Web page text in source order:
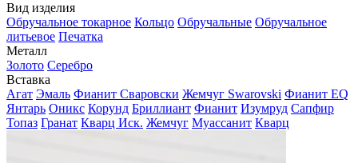
Вид изделия
Обручальное токарное Кольцо Обручальные Обручальное
литьевое Печатка
Металл
Золото Серебро
Вставка
Агат Эмаль Фианит Сваровски Жемчуг Swarovski Фианит EQ
Янтарь Оникс Корунд Бриллиант Фианит Изумруд Сапфир
Топаз Гранат Кварц Иск. Жемчуг Муассанит Кварц